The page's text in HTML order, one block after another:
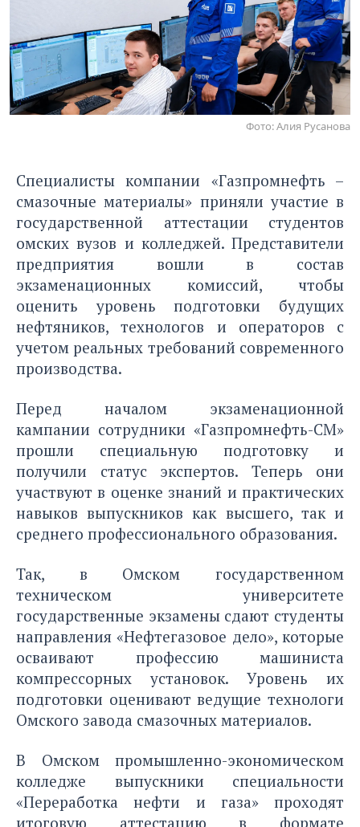
Фото: Алия Русанова
Специалисты компании «Газпромнефть –
смазочные материалы» приняли участие в
государственной аттестации студентов
омских вузов и колледжей. Представители
предприятия вошли в состав
экзаменационных комиссий, чтобы
оценить уровень подготовки будущих
нефтяников, технологов и операторов с
учетом реальных требований современного
производства.
Перед началом экзаменационной
кампании сотрудники «Газпромнефть-СМ»
прошли специальную подготовку и
получили статус экспертов. Теперь они
участвуют в оценке знаний и практических
навыков выпускников как высшего, так и
среднего профессионального образования.
Так, в Омском государственном
техническом университете
государственные экзамены сдают студенты
направления «Нефтегазовое дело», которые
осваивают профессию машиниста
компрессорных установок. Уровень их
подготовки оценивают ведущие технологи
Омского завода смазочных материалов.
В Омском промышленно-экономическом
колледже выпускники специальности
«Переработка нефти и газа» проходят
итоговую аттестацию в формате